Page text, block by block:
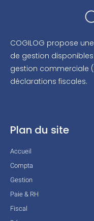
COGILOG propose
de gestion
gestion commerciale
déclarations fiscales.
Plan du site
Accueil
Compta
Gestion
Paie & RH
Fiscal